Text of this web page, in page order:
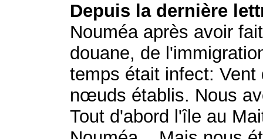
Depuis la dernière
Nouméa après avoir
douane, de
temps était infect:
nœuds établis. Nous
Tout d'abord l'île au